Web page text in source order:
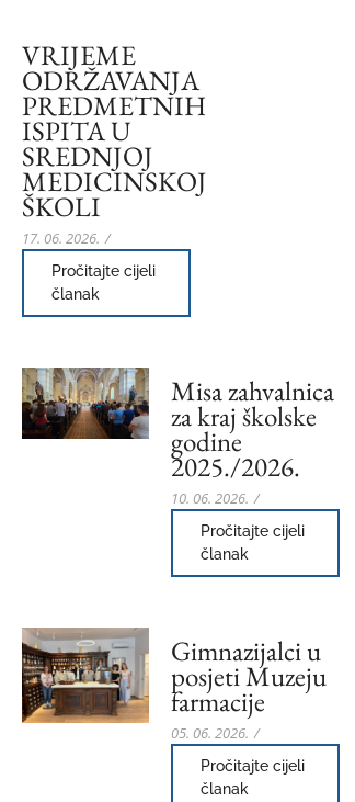
VRIJEME
ODRŽAVANJA
PREDMETNIH
ISPITA U
SREDNJOJ
MEDICINSKOJ
ŠKOLI
17. 06. 2026. /
Pročitajte cijeli
članak
Misa zahvalnica
za kraj školske
godine
2025./2026.
10. 06. 2026. /
Pročitajte cijeli
članak
Gimnazijalci u
posjeti Muzeju
farmacije
05. 06. 2026. /
Pročitajte cijeli
članak